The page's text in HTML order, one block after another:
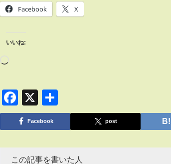
Facebook X
いいね:
Facebook
X
有
Facebook post
この記事を書いた人